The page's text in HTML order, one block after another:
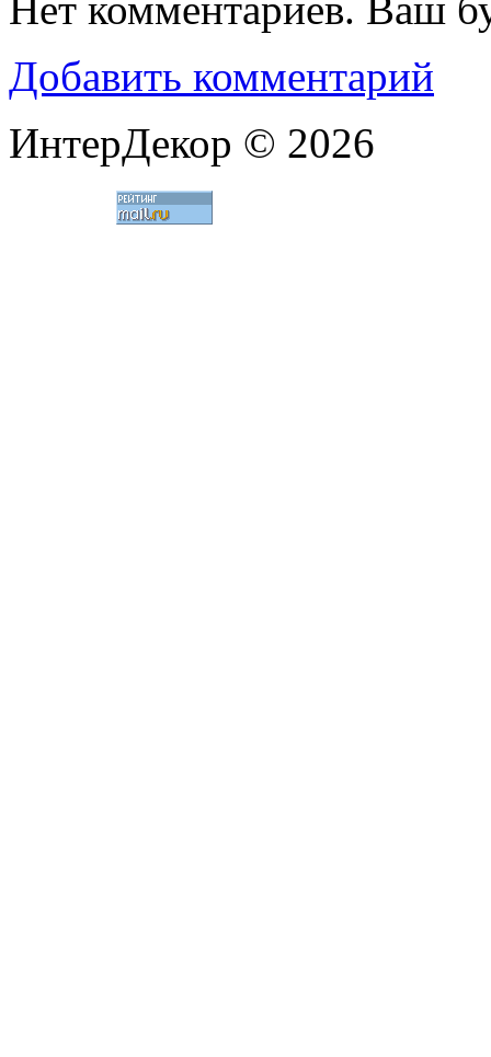
Добавить комментарий
ИнтерДекор © 2026